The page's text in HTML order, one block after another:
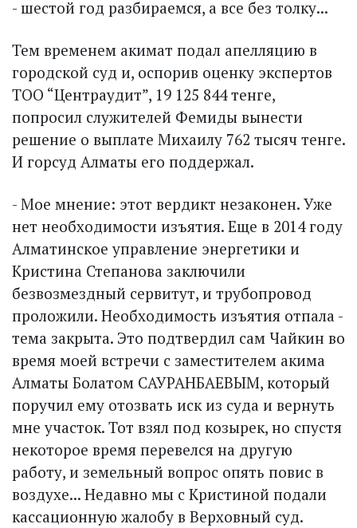
- шестой год разбираемся, а все без толку...
Тем временем акимат подал апелляцию в
городской суд и, оспорив оценку экспертов
ТОО “Центраудит”, 19 125 844 тенге,
попросил служителей Фемиды вынести
решение о выплате Михаилу 762 тысяч тенге.
И горсуд Алматы его поддержал.
- Мое мнение: этот вердикт незаконен. Уже
нет необходимости изъятия. Еще в 2014 году
Алматинское управление энергетики и
Кристина Степанова заключили
безвозмездный сервитут, и трубопровод
проложили. Необходимость изъятия отпала -
тема закрыта. Это подтвердил сам Чайкин во
время моей встречи с заместителем акима
Алматы Болатом САУРАНБАЕВЫМ, который
поручил ему отозвать иск из суда и вернуть
мне участок. Тот взял под козырек, но спустя
некоторое время перевелся на другую
работу, и земельный вопрос опять повис в
воздухе... Недавно мы с Кристиной подали
кассационную жалобу в Верховный суд.